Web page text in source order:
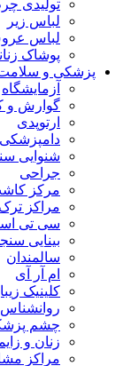
تولیدی
لباس زیر
لباس
پوشاک
پزشکی و سلامت
آزمایشگاه
گوارش و
ارتوپدی
دامپزشکی
شنوایی
جراحی
مرکز
مراکز ترک
سی تی
بینایی
سالمندان
ام آر آی
کلینیک
روانشناس
چشم
زنان و
مراکز